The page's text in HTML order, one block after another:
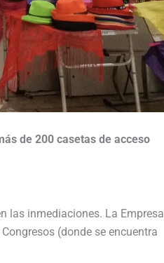
de 200 casetas de acceso
las inmediaciones. La Empresa
(donde se encuentra